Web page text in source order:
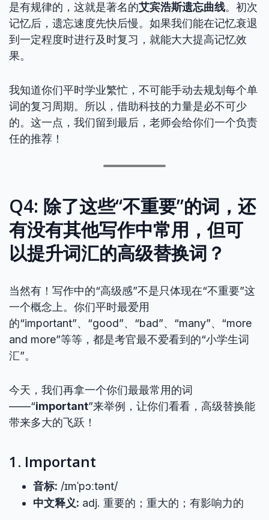
是有规律的，这就是著名的艾宾浩斯遗忘曲线。初次
记忆后，遗忘速度先快后慢。如果我们能在记忆衰退
到一定程度时进行及时复习，就能大大提高记忆效
果。
我知道你们平时学业繁忙，不可能手动去规划每个单
词的复习周期。所以，借助科技的力量是必不可少
的。这一点，我们留到最后，老师会给你们一个负责
任的推荐！
Q4: 除了这些“不重要”的词，还
有没有其他写作中常用，但可
以提升词汇的高级替换词？
当然有！写作中的“高级感”不是只体现在“不重要”这
一个概念上。你们平时最爱用
的“important”、“good”、“bad”、“many”、“more
and more”等等，都是考官最不爱看到的“小学生词
汇”。
今天，我们再拿一个你们最最常用的词
——“important”来举例，让你们看看，高级替换能
带来多大的飞跃！
1. Important
音标: /ɪmˈpɔːtənt/
中文释义: adj. 重要的；重大的；有影响力的